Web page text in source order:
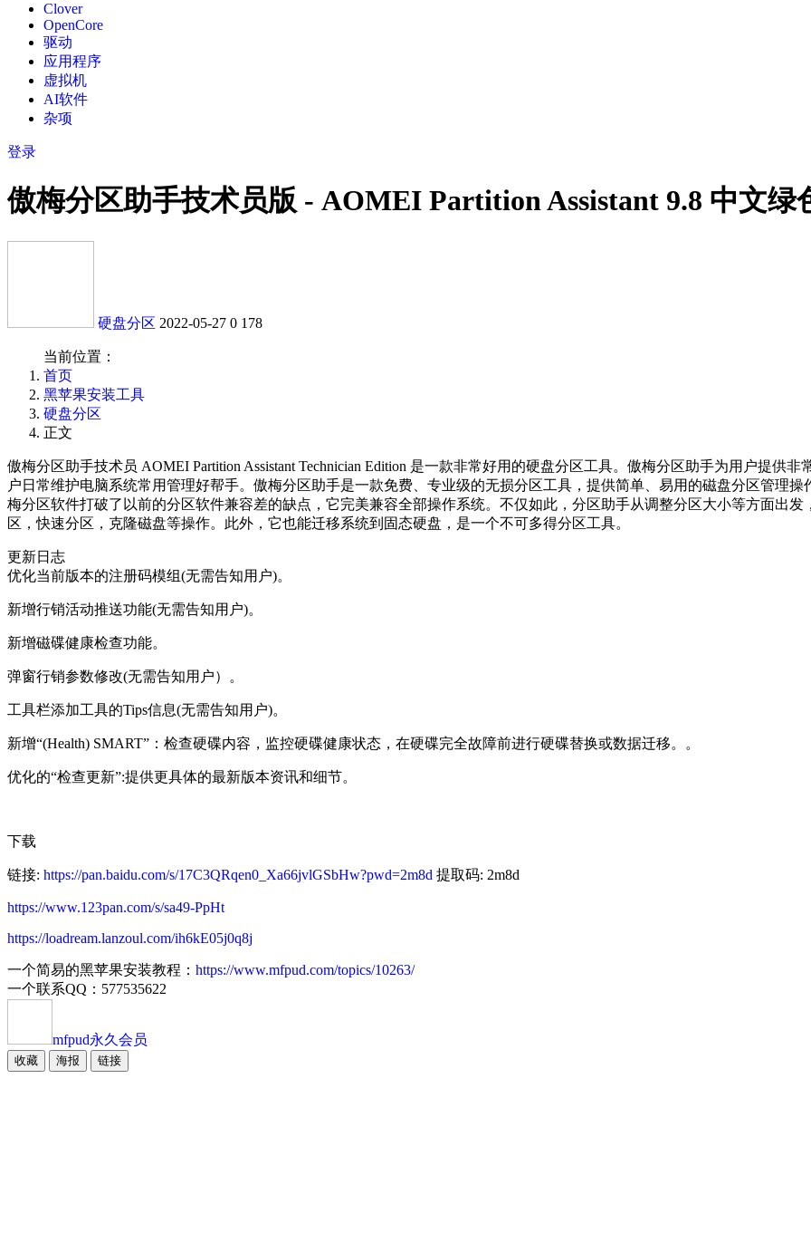
Clover
OpenCore
驱动
应用程序
虚拟机
AI软件
杂项
登录
傲梅分区助手技术员版 - AOMEI Partition Assistant 9.8 中文绿
硬盘分区 2022-05-27 0 178
当前位置：
首页
黑苹果安装工具
硬盘分区
正文
傲梅分区助手技术员 AOMEI Partition Assistant Technician Edition 是一款非常好用的硬盘分区工具。傲梅分区助手为用户提供
户日常维护电脑系统常用管理好帮手。傲梅分区助手是一款免费、专业级的无损分区工具，提供简单、易用的磁盘分区管理
梅分区软件打破了以前的分区软件兼容差的缺点，它完美兼容全部操作系统。不仅如此，分区助手从调整分区大小等方面出
区，快速分区，克隆磁盘等操作。此外，它也能迁移系统到固态硬盘，是一个不可多得分区工具。
更新日志
优化当前版本的注册码模组(无需告知用户)。
新增行销活动推送功能(无需告知用户)。
新增磁碟健康检查功能。
弹窗行销参数修改(无需告知用户）。
工具栏添加工具的Tips信息(无需告知用户)。
新增“(Health) SMART”：检查硬碟内容，监控硬碟健康状态，在硬碟完全故障前进行硬碟替换或数据迁移。。
优化的“检查更新”:提供更具体的最新版本资讯和细节。
下载
链接: https://pan.baidu.com/s/17C3QRqen0_Xa66jvlGSbHw?pwd=2m8d 提取码: 2m8d
https://www.123pan.com/s/sa49-PpHt
https://loadream.lanzoul.com/ih6kE05j0q8j
一个简易的黑苹果安装教程： https://www.mfpud.com/topics/10263/
一个联系QQ：577535622
mfpud永久会员
收藏 海报 链接